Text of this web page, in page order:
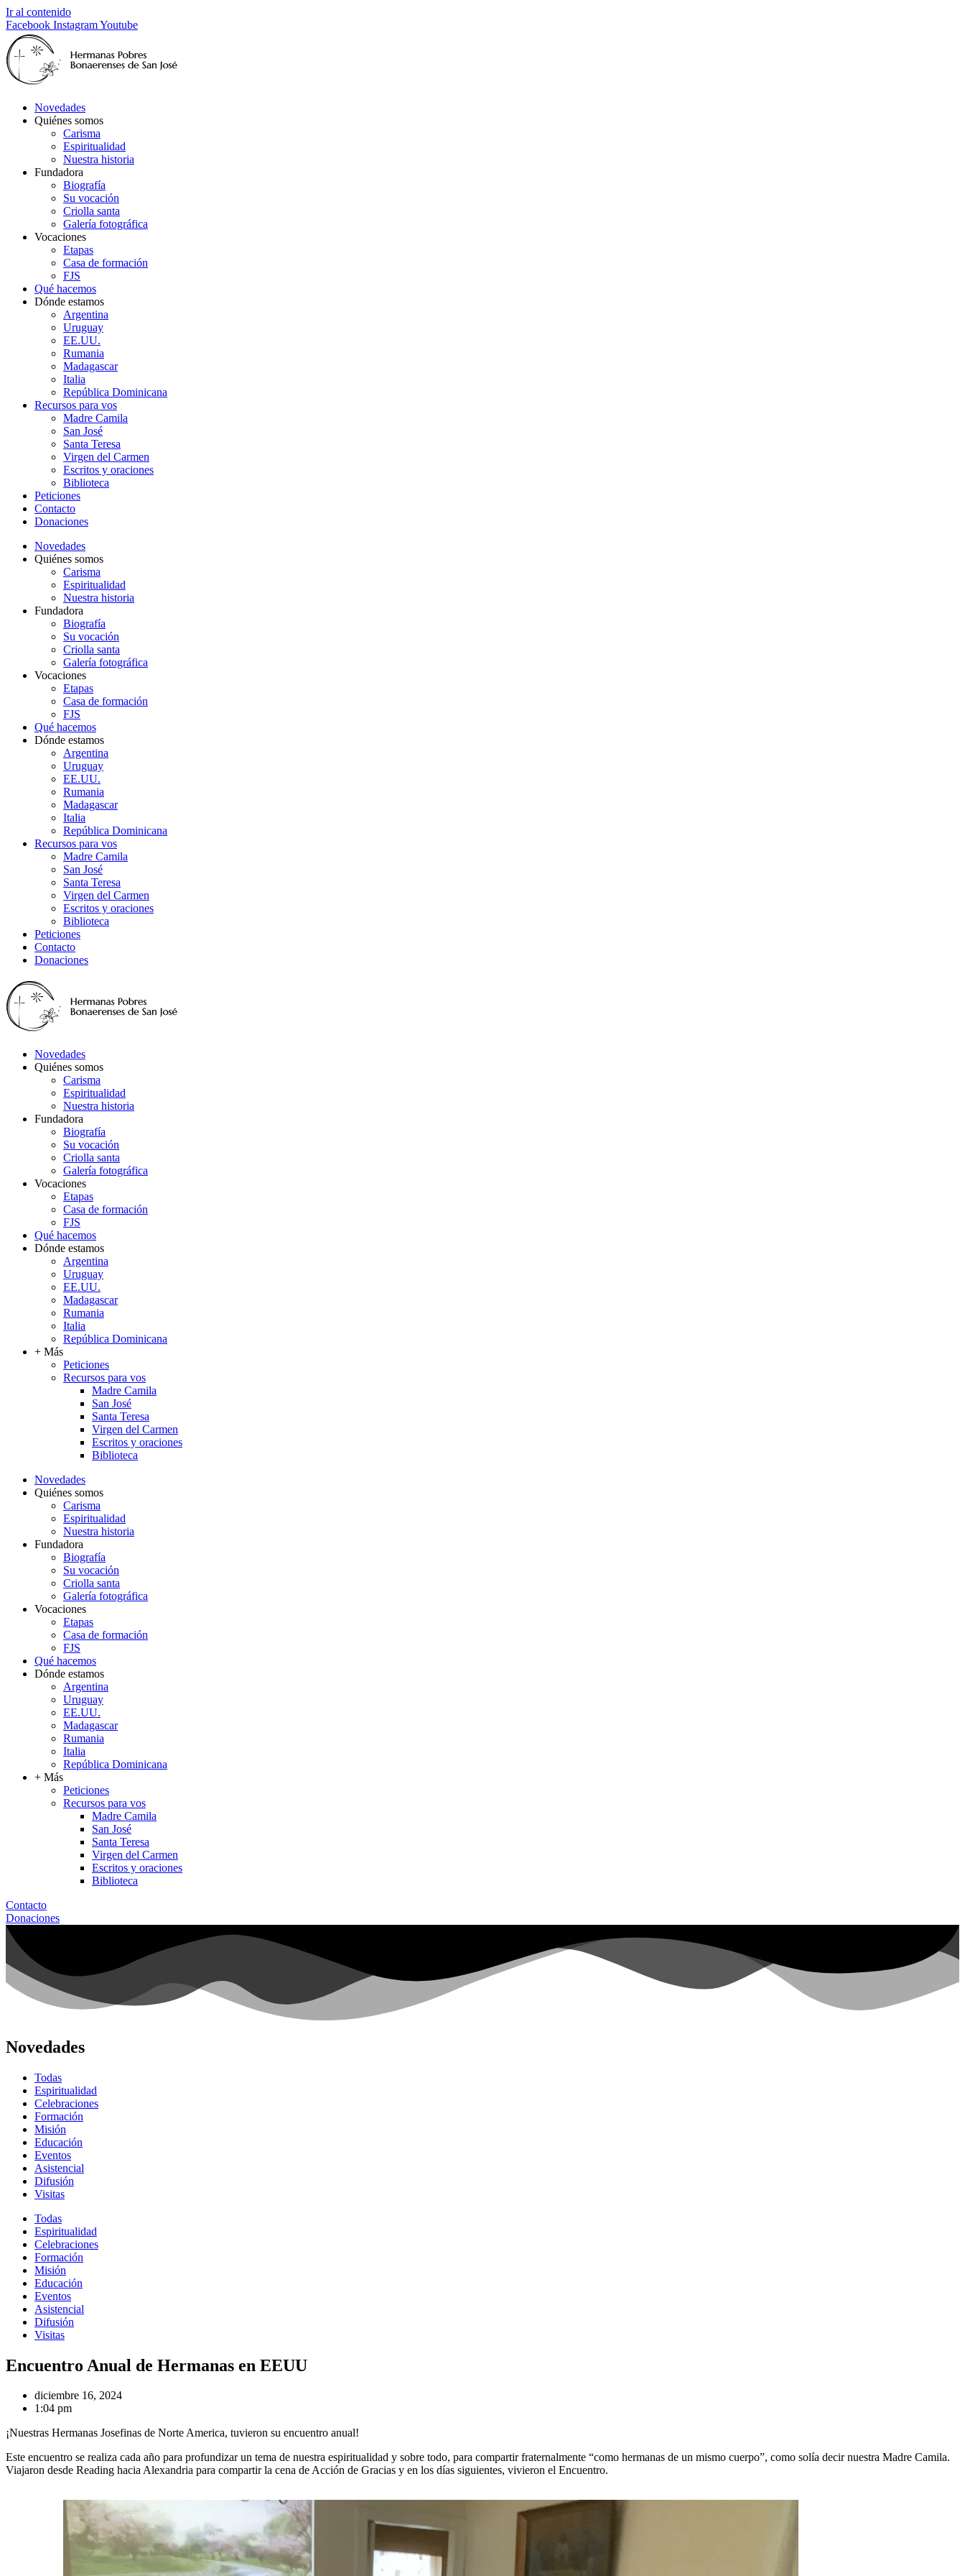
Ir al contenido
Facebook InstagramYoutube
Novedades
Quiénes somos
Carisma
Espiritualidad
Nuestra historia
Fundadora
Biografía
Su vocación
Criolla santa
Galería fotográfica
Vocaciones
Etapas
Casa de formación
FJS
Qué hacemos
Dónde estamos
Argentina
Uruguay
EE.UU.
Rumania
Madagascar
Italia
República Dominicana
Recursos para vos
Madre Camila
San José
Santa Teresa
Virgen del Carmen
Escritos y oraciones
Biblioteca
Peticiones
Contacto
Donaciones
Novedades
Quiénes somos
Carisma
Espiritualidad
Nuestra historia
Fundadora
Biografía
Su vocación
Criolla santa
Galería fotográfica
Vocaciones
Etapas
Casa de formación
FJS
Qué hacemos
Dónde estamos
Argentina
Uruguay
EE.UU.
Rumania
Madagascar
Italia
República Dominicana
Recursos para vos
Madre Camila
San José
Santa Teresa
Virgen del Carmen
Escritos y oraciones
Biblioteca
Peticiones
Contacto
Donaciones
Novedades
Quiénes somos
Carisma
Espiritualidad
Nuestra historia
Fundadora
Biografía
Su vocación
Criolla santa
Galería fotográfica
Vocaciones
Etapas
Casa de formación
FJS
Qué hacemos
Dónde estamos
Argentina
Uruguay
EE.UU.
Madagascar
Rumania
Italia
República Dominicana
+ Más
Peticiones
Recursos para vos
Madre Camila
San José
Santa Teresa
Virgen del Carmen
Escritos y oraciones
Biblioteca
Novedades
Quiénes somos
Carisma
Espiritualidad
Nuestra historia
Fundadora
Biografía
Su vocación
Criolla santa
Galería fotográfica
Vocaciones
Etapas
Casa de formación
FJS
Qué hacemos
Dónde estamos
Argentina
Uruguay
EE.UU.
Madagascar
Rumania
Italia
República Dominicana
+ Más
Peticiones
Recursos para vos
Madre Camila
San José
Santa Teresa
Virgen del Carmen
Escritos y oraciones
Biblioteca
Contacto
Donaciones
Novedades
Todas
Espiritualidad
Celebraciones
Formación
Misión
Educación
Eventos
Asistencial
Difusión
Visitas
Todas
Espiritualidad
Celebraciones
Formación
Misión
Educación
Eventos
Asistencial
Difusión
Visitas
Encuentro Anual de Hermanas en EEUU
diciembre 16, 2024
1:04 pm
¡Nuestras Hermanas Josefinas de Norte America, tuvieron su encuentro anual!
Este encuentro se realiza cada año para profundizar un tema de nuestra espiritualidad y sobre todo, para compartir fraternalmente “como hermanas de un mismo cuerpo”, como solía decir nuestra Madre Camila.
Viajaron desde Reading hacia Alexandria para compartir la cena de Acción de Gracias y en los días siguientes, vivieron el Encuentro.